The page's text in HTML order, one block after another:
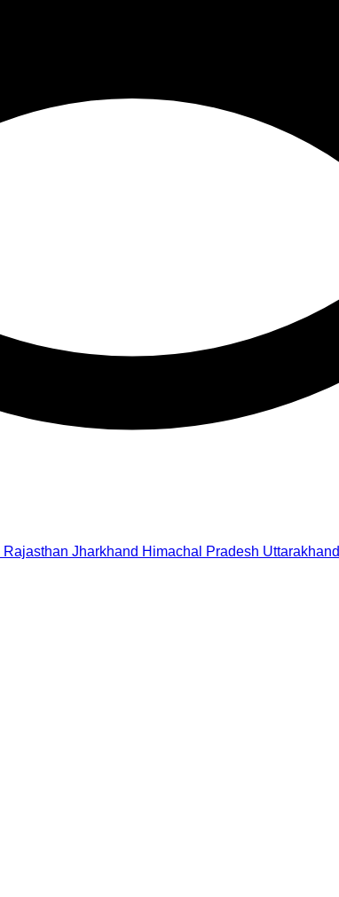
Rajasthan Jharkhand Himachal Pradesh Uttarakhand